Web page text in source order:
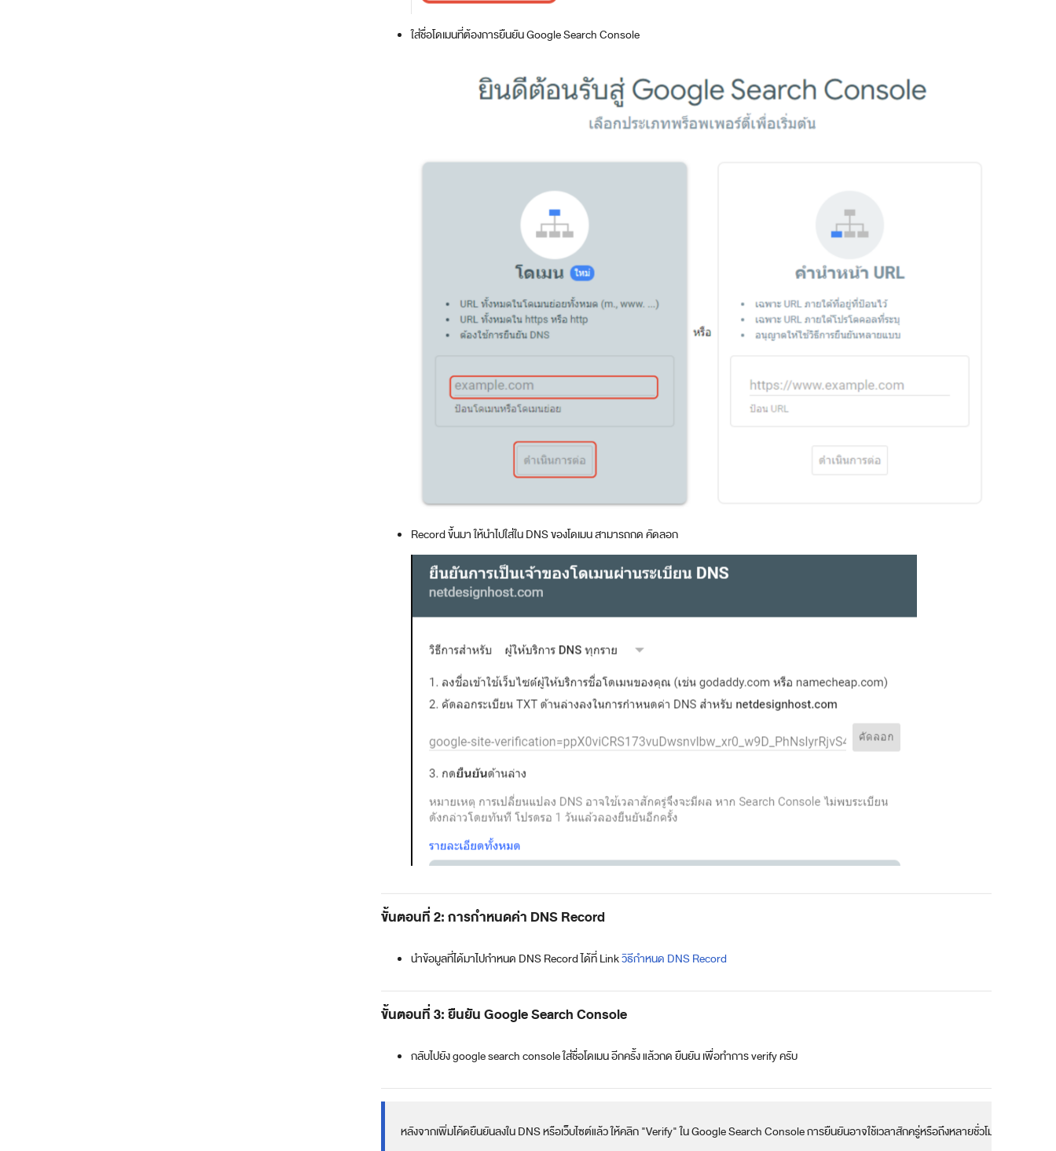
ใส่ชื่อโดเมนที่ต้องการยืนยัน Google Search Console
Record ขึ้นมา ให้นำไปใส่ใน DNS ของโดเมน สามารถกด คัดลอก
ขั้นตอนที่ 2: การกำหนดค่า DNS Record
นำข้อมูลที่ได้มาไปกำหนด DNS Record ได้ที่ Linkวิธีกำหนด DNS Record
ขั้นตอนที่ 3: ยืนยัน Google Search Console
กลับไปยัง google search console ใส่ชื่อโดเมน อีกครั้ง แล้วกด ยืนยัน เพื่อทำการ verify ครับ
หลังจากเพิ่มโค้ดยืนยันลงใน DNS หรือเว็บไซต์แล้ว ให้คลิก "Verify" ใน Google Search Console การยืนยันอาจใช้เวลาสักครู่หรือถึงหลายชั่วโมง